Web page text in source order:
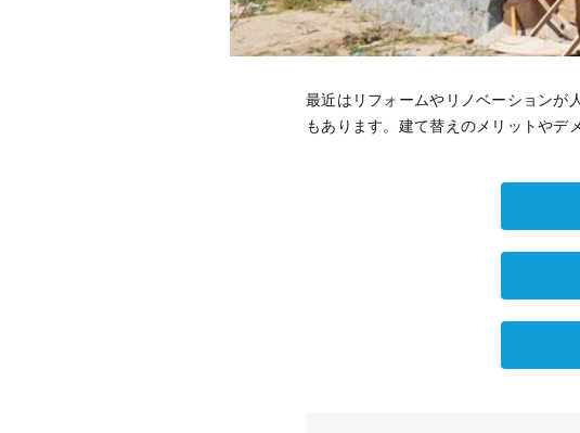
最近はリフォームやリノベーションが
もあります。建て替えのメリットやデ